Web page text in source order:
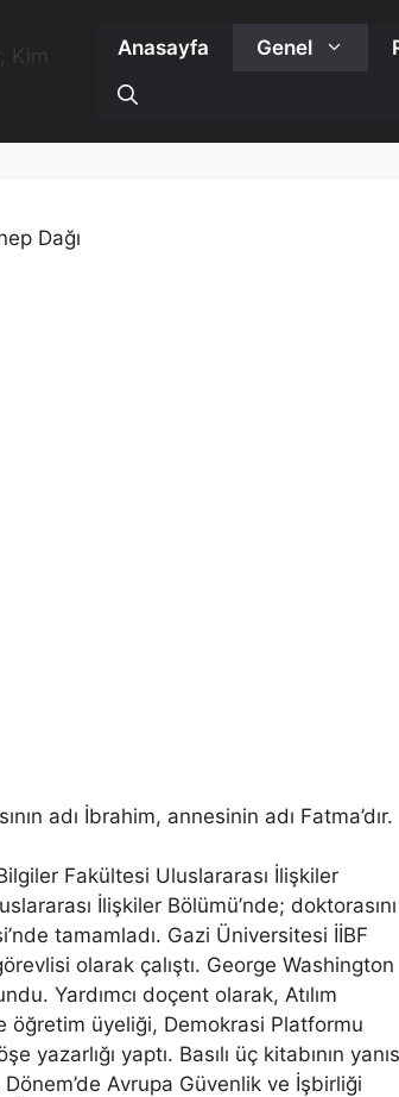
Anasayfa Genel
adı İbrahim, annesinin adı Fatma’dır.
Fakültesi Uluslararası İlişkiler
İlişkiler Bölümü’nde; doktorasını
tamamladı. Gazi Üniversitesi İİBF
olarak çalıştı. George Washington
Yardımcı doçent olarak, Atılım
öğretim üyeliği, Demokrasi Platformu
yaptı. Basılı üç kitabının
Avrupa Güvenlik ve İşbirliği